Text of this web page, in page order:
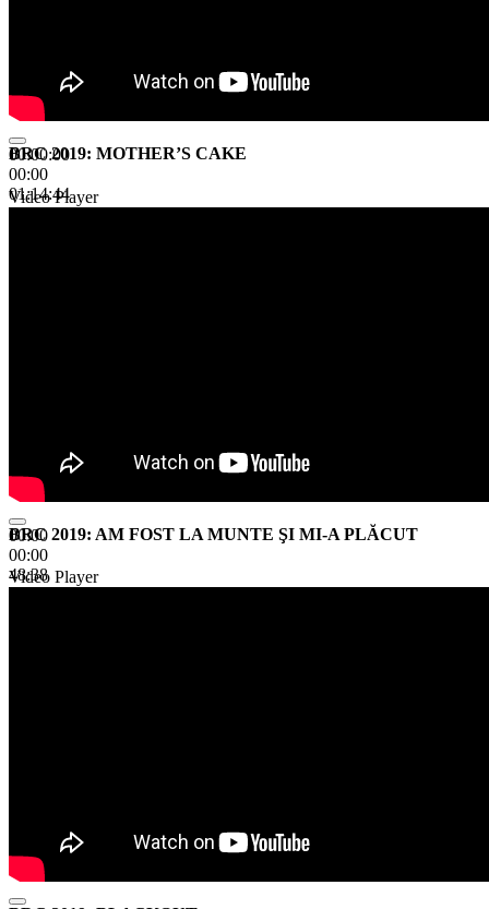
00:00:00
00:00
01:14:44
BRC 2019: MOTHER’S CAKE
Video Player
00:00
00:00
48:38
BRC 2019: AM FOST LA MUNTE ŞI MI-A PLĂCUT
Video Player